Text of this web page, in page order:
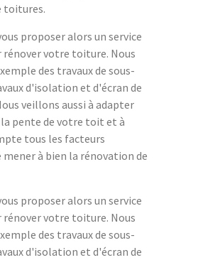
toitures.
proposer alors un service
rénover votre toiture. Nous
des travaux de sous-
d'isolation et d'écran de
veillons aussi à adapter
pente de votre toit et à
tous les facteurs
à bien la rénovation de
proposer alors un service
rénover votre toiture. Nous
des travaux de sous-
d'isolation et d'écran de